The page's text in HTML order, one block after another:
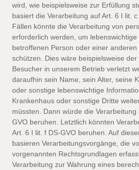
wird, wie beispielsweise zur Erfüllung
basiert die Verarbeitung auf Art. 6 I lit.
Fällen könnte die Verarbeitung von
erforderlich werden, um
betroffenen Person oder einer
schützen. Dies wäre beispielsweise
Besucher in unserem Betrieb verletzt
daraufhin sein Name, sein Alter, seine
oder sonstige lebenswichtige
Krankenhaus oder sonstige Dritte
müssten. Dann würde die Verarbeitung
GVO beruhen. Letztlich könnten
Art. 6 I lit. f DS-GVO beruhen. Auf
basieren Verarbeitungsvorgänge, die
vorgenannten Rechtsgrundlagen
Verarbeitung zur Wahrung eines